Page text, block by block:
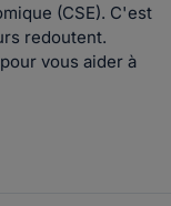
(CSE). C'est
redoutent.
vous aider à